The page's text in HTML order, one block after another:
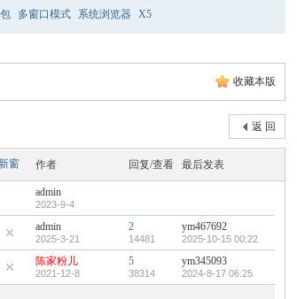
多窗口模式 系统浏览器 X5
收藏本版
返 回
新窗 作者 回复/查看 最后发表
admin
2023-9-4
admin
2025-3-21
2
14481
ym467692
2025-10-15 00:22
陈家粉儿
2021-12-8
5
38314
ym345093
2024-8-17 06:25